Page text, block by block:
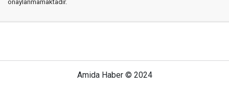
onaylanmamaktadır.
Amida Haber © 2024